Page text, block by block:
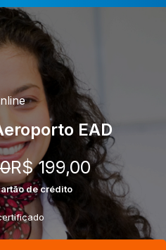
EAD
R$ 199,00
de crédito